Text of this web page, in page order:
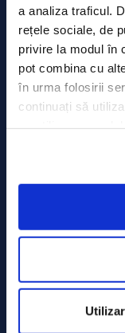
a analiza traficul.
rețele sociale, de
privire la modul în
pot combina cu
în urma folosirii
continuați să
Comunicate de presă
Politica de
Politica de prelucrare
Declarația Cookie